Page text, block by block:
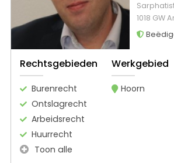
1018 GW
Rechtsgebieden
Burenrecht
Ontslagrecht
Arbeidsrecht
Huurrecht
Toon alle
Werkgebied
Hoorn